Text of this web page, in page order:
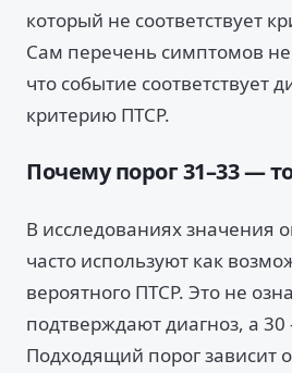
который не соответствует
Сам перечень симптомов
что событие соответствует
критерию ПТСР.
Почему порог 31–33 —
В исследованиях значения
часто используют как
вероятного ПТСР. Это не
подтверждают диагноз, а
Подходящий порог зависит